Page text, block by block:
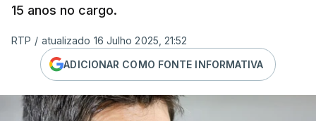
15 anos no cargo.
RTP / atualizado 16 Julho 2025, 21:52
ADICIONAR COMO FONTE INFORMATIVA